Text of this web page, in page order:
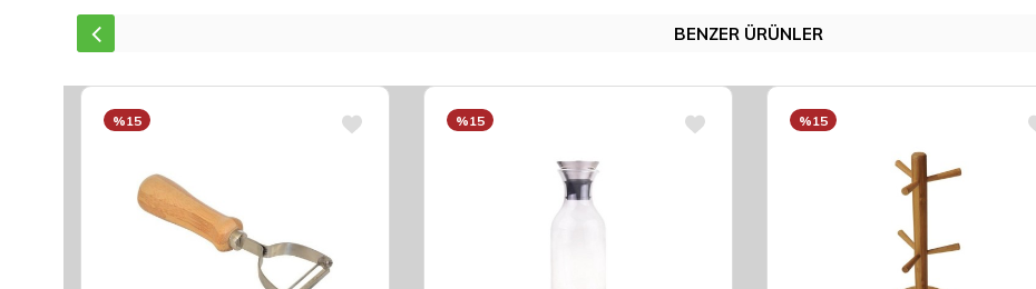
BENZER ÜRÜNLER
%15 %15 %15